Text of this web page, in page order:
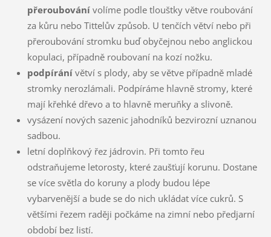
přeroubovánívolíme podle tlouštky větve roubování
za kůru nebo Tittelův způsob. U tenčích větví nebo při
přeroubování stromku buď obyčejnou nebo anglickou
kopulaci, případně roubovaní na kozí nožku.
podpírání větví s plody, aby se větve případně mladé
stromky nerozlámali. Podpíráme hlavně stromy, které
mají křehké dřevo a to hlavně meruňky a slivoně.
vysázení nových sazenic jahodníků bezvirozní uznanou
sadbou.
letní doplňkový řez jádrovin. Při tomto řeu
odstraňujeme letorosty, které zaušťují korunu. Dostane
se více světla do koruny a plody budou lépe
vybarvenější a bude se do nich ukládat více cukrů. S
většími řezem raději počkáme na zimní nebo předjarní
období bez listí.